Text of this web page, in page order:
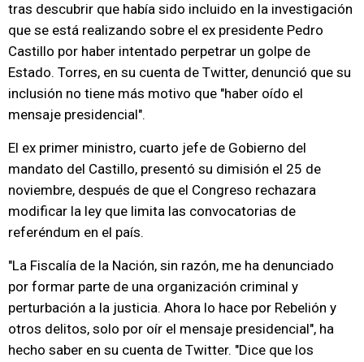
tras descubrir que había sido incluido en la investigación
que se está realizando sobre el ex presidente Pedro
Castillo por haber intentado perpetrar un golpe de
Estado. Torres, en su cuenta de Twitter, denunció que su
inclusión no tiene más motivo que "haber oído el
mensaje presidencial".
El ex primer ministro, cuarto jefe de Gobierno del
mandato del Castillo, presentó su dimisión el 25 de
noviembre, después de que el Congreso rechazara
modificar la ley que limita las convocatorias de
referéndum en el país.
"La Fiscalía de la Nación, sin razón, me ha denunciado
por formar parte de una organización criminal y
perturbación a la justicia. Ahora lo hace por Rebelión y
otros delitos, solo por oír el mensaje presidencial", ha
hecho saber en su cuenta de Twitter. "Dice que los